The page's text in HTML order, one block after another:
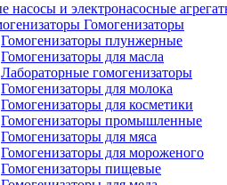
Гомогенизаторы
Гомогенизаторы плунжерные
Гомогенизаторы для масла
Лабораторные гомогенизаторы
Гомогенизаторы для молока
Гомогенизаторы для косметики
Гомогенизаторы промышленные
Гомогенизаторы для мяса
Гомогенизаторы для мороженого
Гомогенизаторы пищевые